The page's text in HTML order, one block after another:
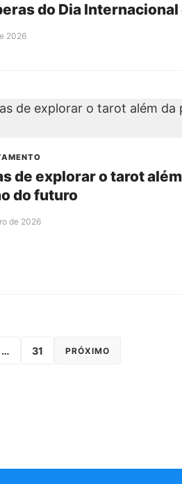
do Dia
2026
de explorar o tarot
do futuro
de 2026
… 31 PRÓXIMO